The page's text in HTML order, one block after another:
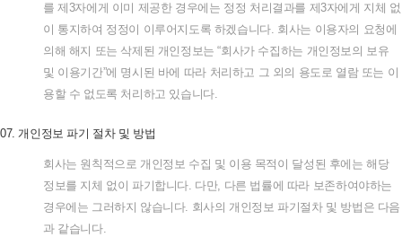
를 제 3자에게 이미 제공한 경우에는 정정 처리결과를 제3자에게 지체 없
이 통지하여 정정이 이루어지도록 하겠습니다. 회사는 이용자의 요청에
의해 해지 또는 삭제된 개인정보는 “회사가 수집하는 개인정보의 보유
및 이용기간”에 명시된 바에 따라 처리하고 그 외의 용도로 열람 또는 이
용할 수 없도록 처리하고 있습니다.
07.개인정보 파기 절차 및 방법
회사는 원칙적으로 개인정보 수집 및 이용 목적이 달성된 후에는 해당
정보를 지체 없이 파기합니다. 다만, 다른 법률에 따라 보존하여야하는
경우에는 그러하지 않습니다. 회사의 개인정보 파기절차 및 방법은 다음
과 같습니다.